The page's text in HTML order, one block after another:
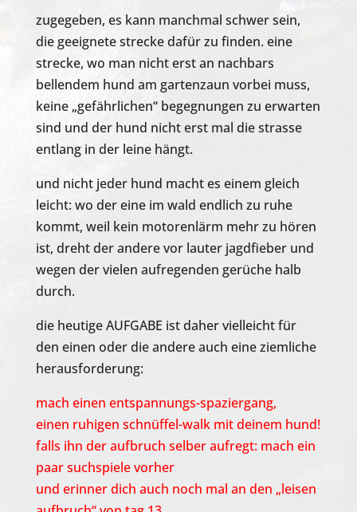
zugegeben, es kann manchmal schwer sein,
die geeignete strecke dafür zu finden. eine
strecke, wo man nicht erst an nachbars
bellendem hund am gartenzaun vorbei muss,
keine „gefährlichen“ begegnungen zu erwarten
sind und der hund nicht erst mal die strasse
entlang in der leine hängt.
und nicht jeder hund macht es einem gleich
leicht: wo der eine im wald endlich zu ruhe
kommt, weil kein motorenlärm mehr zu hören
ist, dreht der andere vor lauter jagdfieber und
wegen der vielen aufregenden gerüche halb
durch.
die heutige AUFGABE ist daher vielleicht für
den einen oder die andere auch eine ziemliche
herausforderung:
mach einen entspannungs-spaziergang,
einen ruhigen schnüffel-walk mit deinem hund!
falls ihn der aufbruch selber aufregt: mach ein
paar suchspiele vorher
und erinner dich auch noch mal an den „leisen